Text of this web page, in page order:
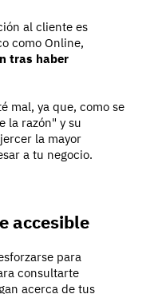
al cliente es
como Online,
tras haber
mal, ya que, como se
la razón" y su
la mayor
a tu negocio.
accesible
para
consultarte
acerca de tus